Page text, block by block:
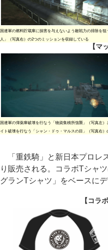
国連軍の燃料貯蔵庫に損害を与えないよう敵戦力の排除を
人」（写真右）の2つのミッションを収録している
【マ
国連軍の弾薬庫破壊を行なう「物資集積所強襲」（写真左
イト破壊を行なう「シャン・ドゥ・マルスの目」（写真右）
「重鉄騎」と新日本プロレ
り販売される。コラボTシャ
グランTシャツ」をベースにデ
【コラ